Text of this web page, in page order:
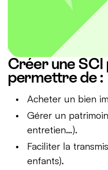
Créer une SCI
permettre de :
Acheter un bien
Gérer un
entretien…).
Faciliter la
enfants).